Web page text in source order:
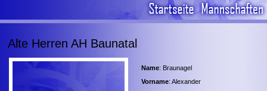
Alte Herren AH Baunatal
Name: Braunagel
Vorname: Alexander